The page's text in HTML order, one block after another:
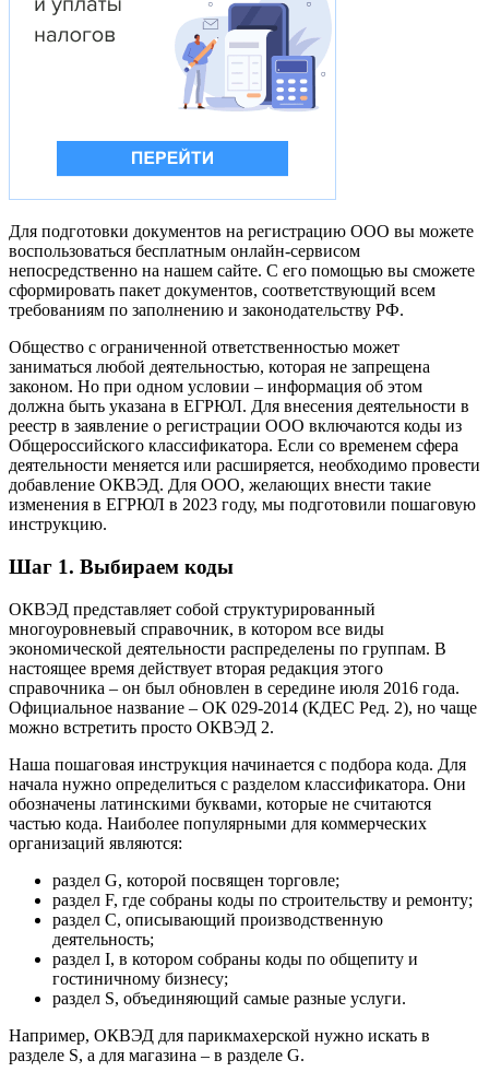
Для подготовки документов на регистрацию ООО вы можете
воспользоваться бесплатным онлайн-сервисом
непосредственно на нашем сайте. С его помощью вы сможете
сформировать пакет документов, соответствующий всем
требованиям по заполнению и законодательству РФ.
Общество с ограниченной ответственностью может
заниматься любой деятельностью, которая не запрещена
законом. Но при одном условии – информация об этом
должна быть указана в ЕГРЮЛ. Для внесения деятельности в
реестр в заявление о регистрации ООО включаются коды из
Общероссийского классификатора. Если со временем сфера
деятельности меняется или расширяется, необходимо провести
добавление ОКВЭД. Для ООО, желающих внести такие
изменения в ЕГРЮЛ в 2023 году, мы подготовили пошаговую
инструкцию.
Шаг 1. Выбираем коды
ОКВЭД представляет собой структурированный
многоуровневый справочник, в котором все виды
экономической деятельности распределены по группам. В
настоящее время действует вторая редакция этого
справочника – он был обновлен в середине июля 2016 года.
Официальное название – ОК 029-2014 (КДЕС Ред. 2), но чаще
можно встретить просто ОКВЭД 2.
Наша пошаговая инструкция начинается с подбора кода. Для
начала нужно определиться с разделом классификатора. Они
обозначены латинскими буквами, которые не считаются
частью кода. Наиболее популярными для коммерческих
организаций являются:
раздел G, которой посвящен торговле;
раздел F, где собраны коды по строительству и ремонту;
раздел C, описывающий производственную
деятельность;
раздел I, в котором собраны коды по общепиту и
гостиничному бизнесу;
раздел S, объединяющий самые разные услуги.
Например, ОКВЭД для парикмахерской нужно искать в
разделе S, а для магазина – в разделе G.